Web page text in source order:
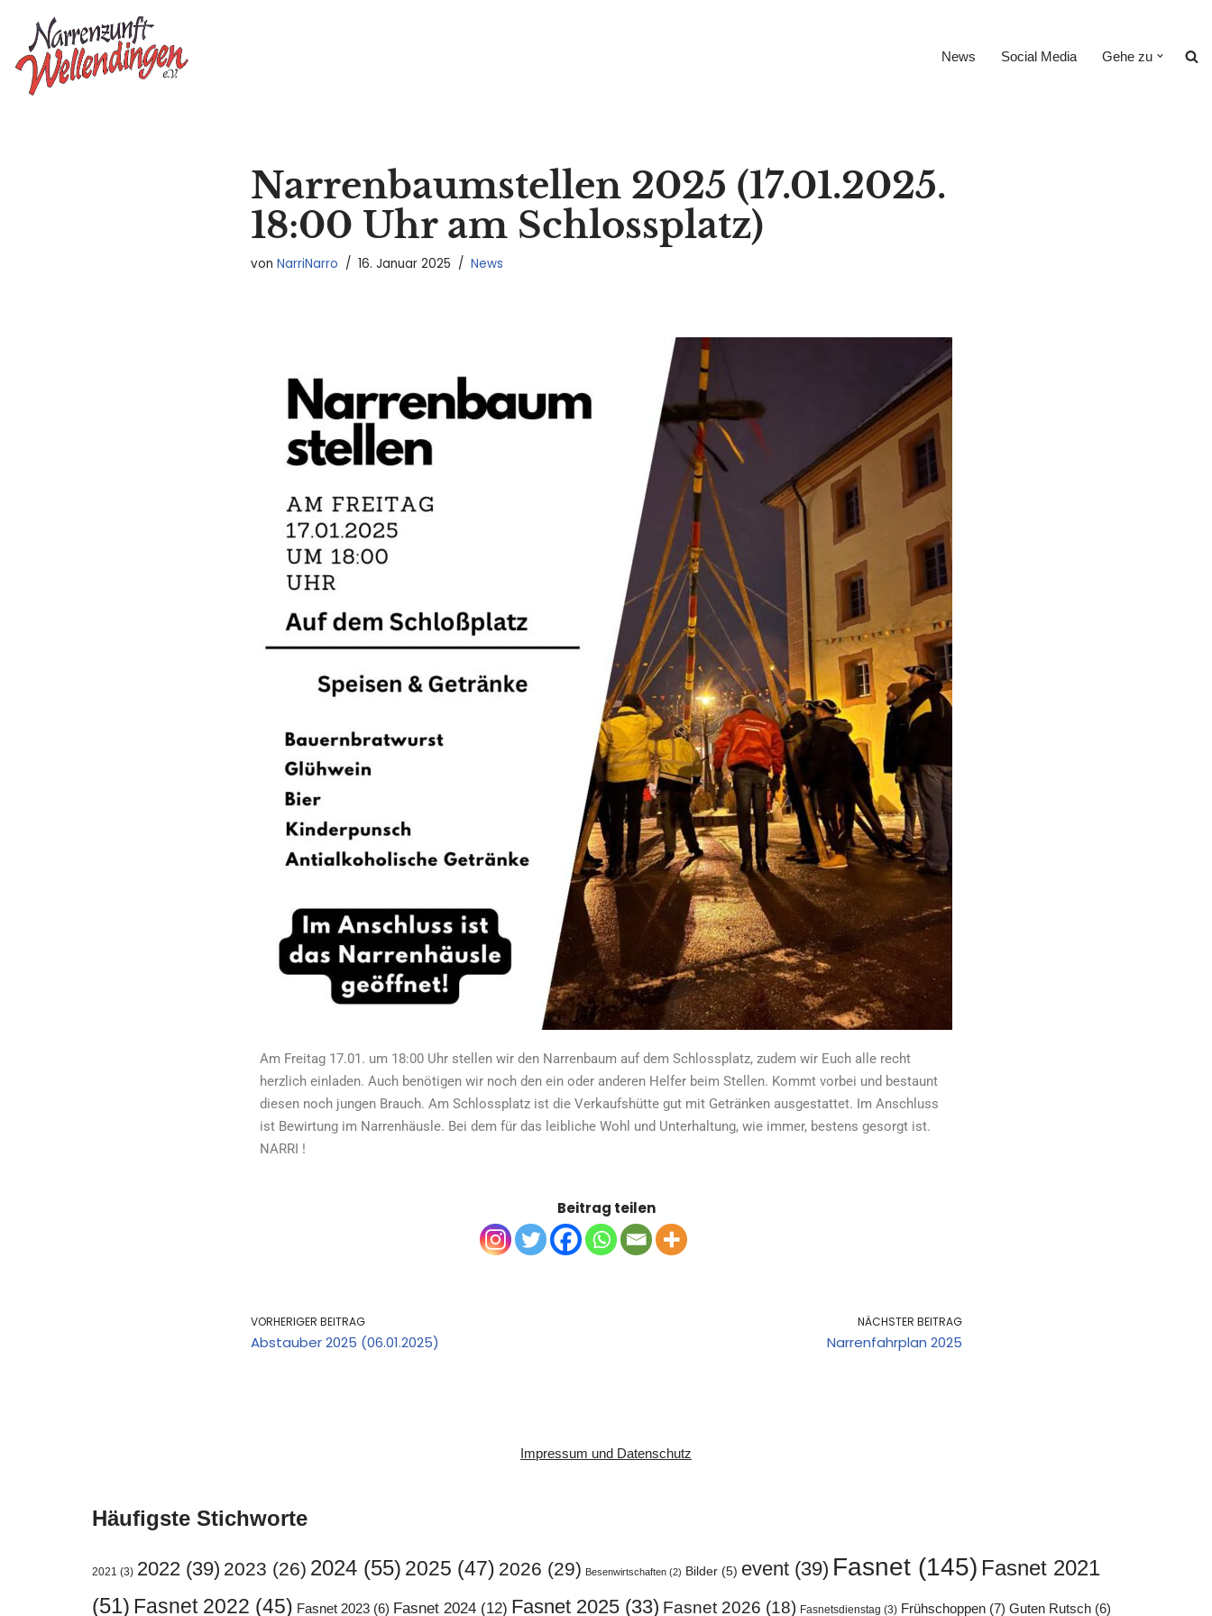
Zum
Inhalt
springen
News Social Media Gehe zu
Narrenbaumstellen 2025 (17.01.2025.
18:00 Uhr am Schlossplatz)
von NarriNarro 16. Januar 2025 News
Am Freitag 17.01. um 18:00 Uhr stellen wir den Narrenbaum auf dem Schlossplatz, zudem wir Euch alle recht
herzlich einladen. Auch benötigen wir noch den ein oder anderen Helfer beim Stellen. Kommt vorbei und bestaunt
diesen noch jungen Brauch. Am Schlossplatz ist die Verkaufshütte gut mit Getränken ausgestattet. Im Anschluss
ist Bewirtung im Narrenhäusle. Bei dem für das leibliche Wohl und Unterhaltung, wie immer, bestens gesorgt ist.
NARRI !
Beitrag teilen
VORHERIGER BEITRAG
Abstauber 2025 (06.01.2025)
NÄCHSTER BEITRAG
Narrenfahrplan 2025
Impressum und Datenschutz
Häufigste Stichworte
2021 (3) 2022 (39) 2023 (26) 2024 (55) 2025 (47) 2026 (29) Besenwirtschaften (2) Bilder (5) event (39) Fasnet (145) Fasnet 2021
(51) Fasnet 2022 (45) Fasnet 2023 (6) Fasnet 2024 (12) Fasnet 2025 (33) Fasnet 2026 (18) Fasnetsdienstag (3) Frühschoppen (7) Guten Rutsch (6)